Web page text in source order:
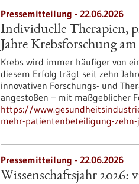
Pressemitteilung - 22.06.2026
Individuelle Therapien,
Jahre Krebsforschung
Krebs wird immer häufiger von
diesem Erfolg trägt seit zehn
innovativen Forschungs- und
angestoßen – mit maßgeblicher
https://
mehr-patientenbeteiligung-
Pressemitteilung - 22.06.2026
Wissenschaftsjahr